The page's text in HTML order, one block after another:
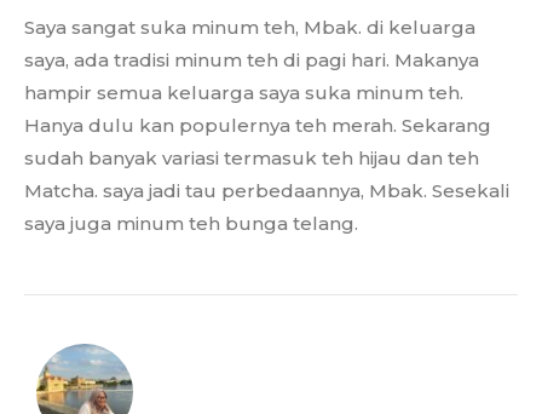
Saya sangat suka minum teh, Mbak. di keluarga
saya, ada tradisi minum teh di pagi hari. Makanya
hampir semua keluarga saya suka minum teh.
Hanya dulu kan populernya teh merah. Sekarang
sudah banyak variasi termasuk teh hijau dan teh
Matcha. saya jadi tau perbedaannya, Mbak. Sesekali
saya juga minum teh bunga telang.